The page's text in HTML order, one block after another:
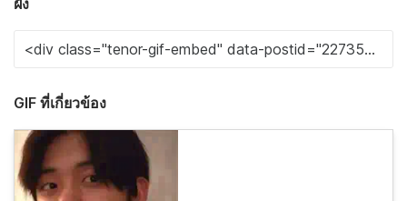
GIF ที่เกี่ยวข้อง